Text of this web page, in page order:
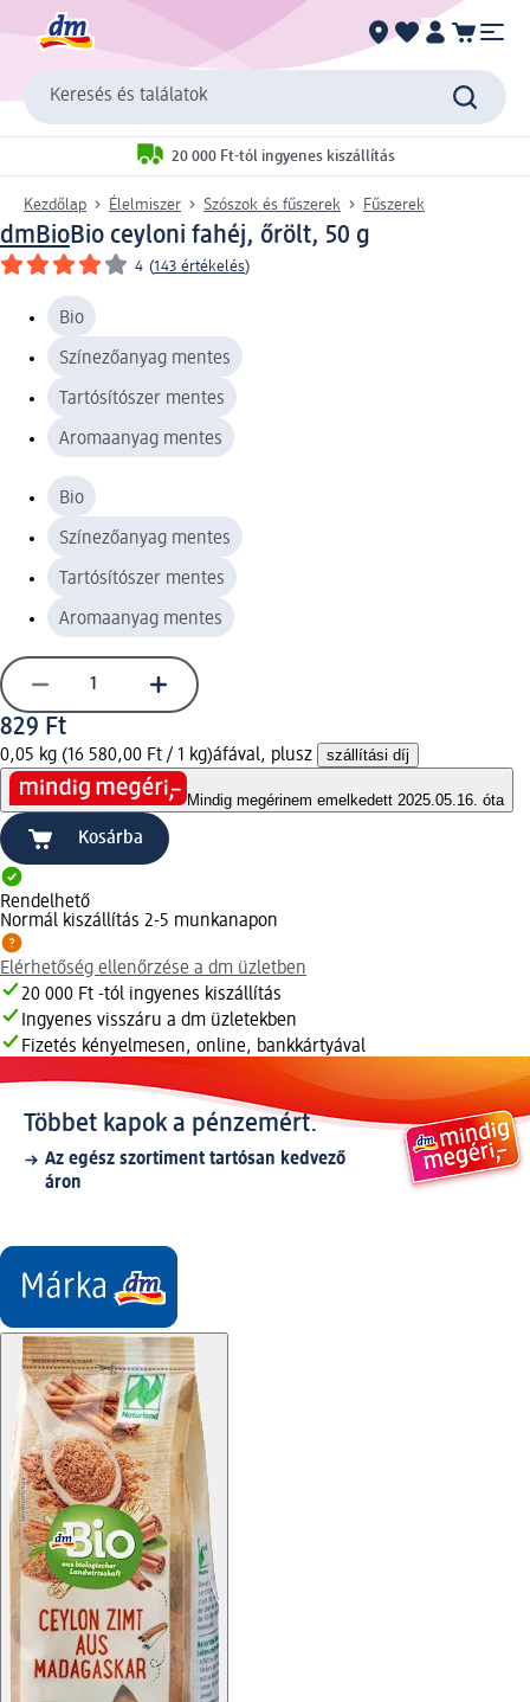
Keresés és találatok
20 000 Ft-tól ingyenes kiszállítás
Kezdőlap Élelmiszer Szószok és fűszerek Fűszerek
dmBioBio ceyloni fahéj, őrölt, 50 g
4 (143 értékelés)
Bio
Színezőanyag mentes
Tartósítószer mentes
Aromaanyag mentes
Bio
Színezőanyag mentes
Tartósítószer mentes
Aromaanyag mentes
829 Ft
0,05 kg (16 580,00 Ft / 1 kg)áfával, plusz szállítási díj
Mindig megérinem emelkedett 2025.05.16. óta
Kosárba
Rendelhető
Normál kiszállítás 2-5 munkanapon
Elérhetőség ellenőrzése a dm üzletben
20 000 Ft -tól ingyenes kiszállítás
Ingyenes visszáru a dm üzletekben
Fizetés kényelmesen, online, bankkártyával
Többet kapok a pénzemért.
Az egész szortiment tartósan kedvező
áron